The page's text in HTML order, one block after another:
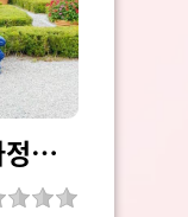
[시즌종료] 순천만국가정원투어